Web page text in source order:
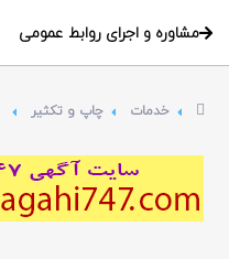
مشاوره و اجرای روابط عمومی
خدمات چاپ و تکثیر